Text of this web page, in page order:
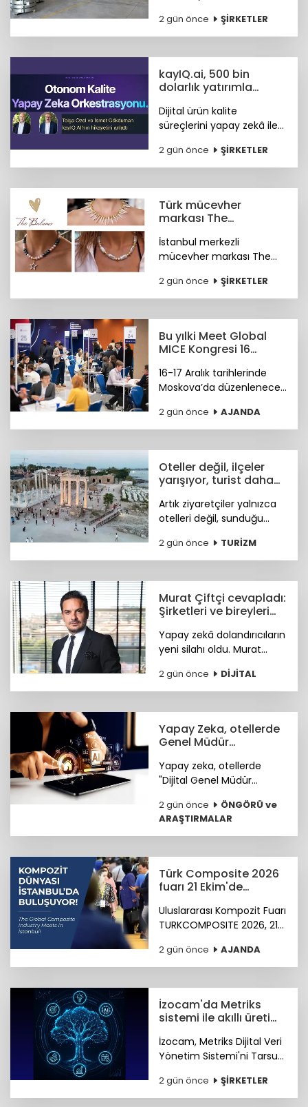
ETS'nin sanayinin
uluslararası pazarlardaki
belirtti.
2 gün önce ŞİRKETLER
kayIQ.ai, 500 bin
dolarlık yatırımla
Dijital ürün kalite
süreçlerini yapay zekâ ile
kayIQ.ai platformu, 500
bin dolarlık yatırımla
2 gün önce ŞİRKETLER
Türk mücevher
markası The
başarı
İstanbul merkezli
mücevher markası The
koleksiyonuyla uluslararası
bağımsız tasarım
Badger'ın marka ağına
katıldı.
2 gün önce ŞİRKETLER
Bu yılki Meet Global
MICE Kongresi 16
16-17 Aralık tarihlerinde
Moskova’da düzenlenecek
Congress (MGMC),
Türkiye’nin MICE uzmanları
sunmaya hazırlanıyor.
2 gün önce AJANDA
Oteller değil, ilçeler
yarışıyor, turist daha
Artık ziyaretçiler yalnızca
otelleri değil, sunduğu
sosyal yaşamı ve fiyat-
performans avantajıyla
2 gün önce TURİZM
Murat Çiftçi cevapladı:
Şirketleri ve bireyleri
neler?
Yapay zekâ dolandırıcıların
yeni silahı oldu. Murat
bekleyen siber riskler
neler? sorusunu cevapladı.
2 gün önce DİJİTAL
Yapay Zeka, otellerde
Genel Müdür
hazırlanıyor
Yapay zeka, otellerde
"Dijital Genel Müdür
hazırlanıyor.
2 gün önce
ÖNGÖRÜ ve
ARAŞTIRMALAR
Türk Composite 2026
fuarı 21 Ekim'de
Uluslararası Kompozit Fuarı
TURKCOMPOSITE 2026, 21-
İstanbul Fuar Merkezi’nde
düzenlenecek.
2 gün önce AJANDA
İzocam'da Metriks
sistemi ile akıllı üretim
İzocam, Metriks Dijital Veri
Yönetim Sistemi'ni Tarsus
akıllı üretim dönemini
başlattı. Böylelikle üretim
2 gün önce ŞİRKETLER